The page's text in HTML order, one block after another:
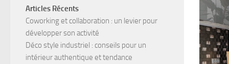
Articles Récents
Coworking et collaboration : un levier pour
développer son activité
Déco style industriel : conseils pour un
intérieur authentique et tendance